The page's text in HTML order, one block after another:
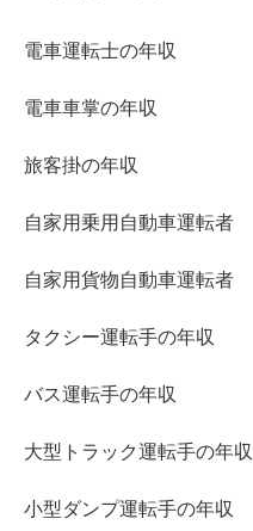
電車運転士の年収
電車車掌の年収
旅客掛の年収
自家用乗用自動車運転者
自家用貨物自動車運転者
タクシー運転手の年収
バス運転手の年収
大型トラック運転手の年収
小型ダンプ運転手の年収